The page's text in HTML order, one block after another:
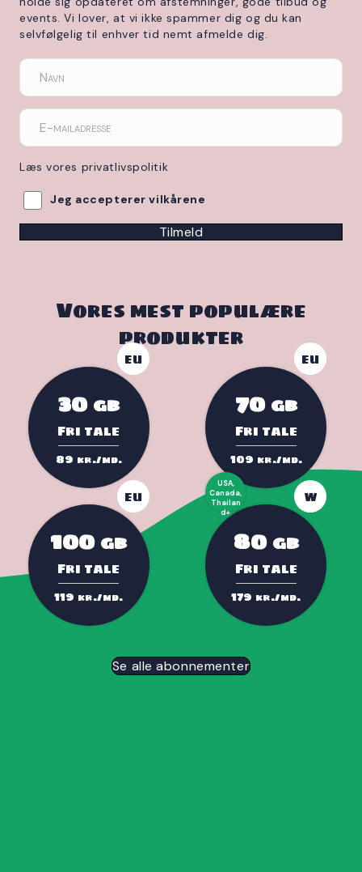
events. Vi lover, at vi ikke spammer dig og du kan
selvfølgelig til enhver tid nemt afmelde dig.
Læs vores privatlivspolitik
Jeg accepterer vilkårene
Tilmeld
Vores mest populære
produkter
EU
30 GB
Fri tale
89 kr./md.
EU
70 GB
Fri tale
109 kr./md.
EU
100 GB
Fri tale
119 kr./md.
USA,
Canada,
Thailan
d+
W
80 GB
Fri tale
179 kr./md.
Se alle abonnementer